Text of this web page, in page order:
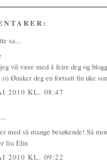
sa...
vil være med å feire deg og
Ønsker deg en fortsatt fin uke
2010 KL. 08:47
med så mange besøkende! Så
fra Elin
2010 KL. 09:22